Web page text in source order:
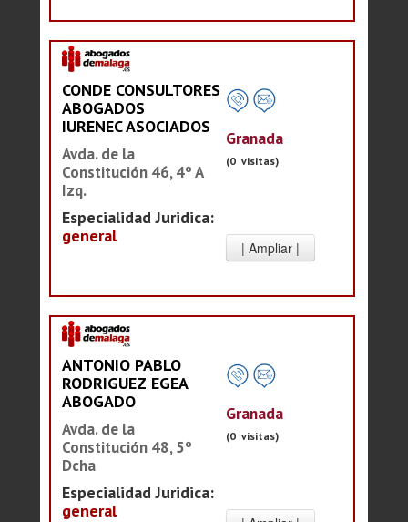
CONDE CONSULTORES
ABOGADOS
IURENEC ASOCIADOS
Avda. de la
Constitución 46, 4º A
Izq.
Especialidad Juridica:
general
Granada
(0 visitas)
ANTONIO PABLO
RODRIGUEZ EGEA
ABOGADO
Avda. de la
Constitución 48, 5º
Dcha
Especialidad Juridica:
general
Granada
(0 visitas)